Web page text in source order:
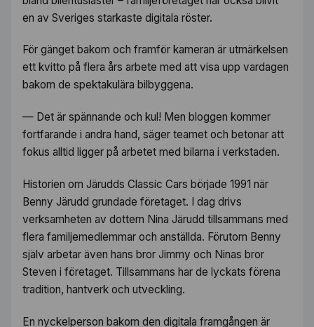
en av Sveriges starkaste digitala röster.
För gänget bakom och framför kameran är utmärkelsen
ett kvitto på flera års arbete med att visa upp vardagen
bakom de spektakulära bilbyggena.
— Det är spännande och kul! Men bloggen kommer
fortfarande i andra hand, säger teamet och betonar att
fokus alltid ligger på arbetet med bilarna i verkstaden.
Historien om Järudds Classic Cars började 1991 när
Benny Järudd grundade företaget. I dag drivs
verksamheten av dottern Nina Järudd tillsammans med
flera familjemedlemmar och anställda. Förutom Benny
själv arbetar även hans bror Jimmy och Ninas bror
Steven i företaget. Tillsammans har de lyckats förena
tradition, hantverk och utveckling.
En nyckelperson bakom den digitala framgången är